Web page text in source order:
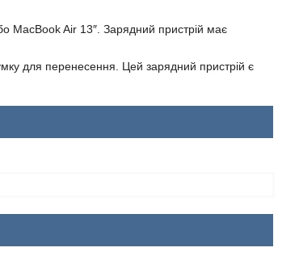
MacBook Air 13″. Зарядний пристрій має
для перенесення. Цей зарядний пристрій є